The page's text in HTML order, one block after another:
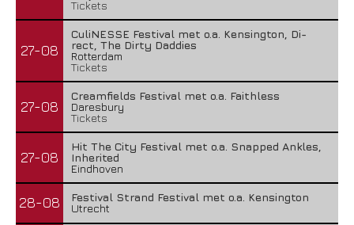
Tickets
27-08
CuliNESSE Festival met o.a. Kensington, Di-
rect, The Dirty Daddies
Rotterdam
Tickets
27-08
Creamfields Festival met o.a. Faithless
Daresbury
Tickets
27-08
Hit The City Festival met o.a. Snapped Ankles,
Inherited
Eindhoven
28-08
Festival Strand Festival met o.a. Kensington
Utrecht